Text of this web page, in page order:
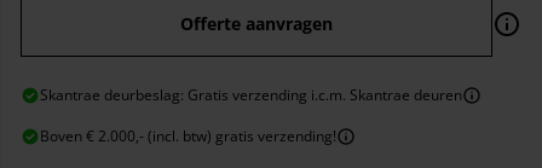
Offerte aanvragen
Skantrae deurbeslag: Gratis verzending i.c.m. Skantrae deuren
Boven € 2.000,- (incl. btw) gratis verzending!